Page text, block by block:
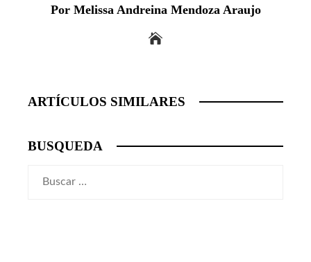
Por Melissa Andreina Mendoza Araujo
ARTÍCULOS SIMILARES
BUSQUEDA